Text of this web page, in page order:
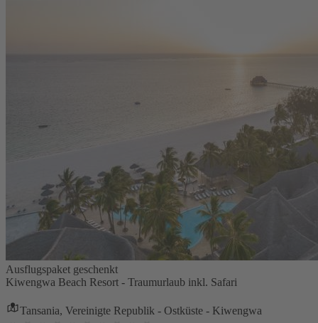
Ausflugspaket geschenkt
Kiwengwa Beach Resort - Traumurlaub inkl. Safari
Tansania, Vereinigte Republik - Ostküste - Kiwengwa